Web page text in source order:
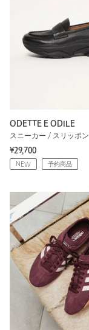
ODETTE E ODILE
スニーカー / スリッポン
¥29,700
NEW 予約商品